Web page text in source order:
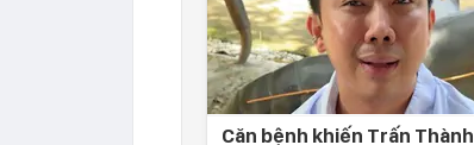
Căn bệnh khiến Trấn Thành